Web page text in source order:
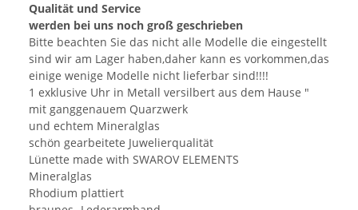
Qualität und Service
werden bei uns noch groß geschrieben
Bitte beachten Sie das nicht alle Modelle die eingestellt
sind wir am Lager haben,daher kann es vorkommen,das
einige wenige Modelle nicht lieferbar sind!!!!
1 exklusive Uhr in Metall versilbert aus dem Hause "
mit ganggenauem Quarzwerk
und echtem Mineralglas
schön gearbeitete Juwelierqualität
Lünette made with SWAROV ELEMENTS
Mineralglas
Rhodium plattiert